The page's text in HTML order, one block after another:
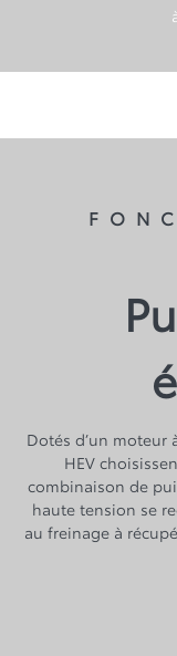
Dotés d’un moteur
HEV
combinaison de
haute tension se
au freinage à